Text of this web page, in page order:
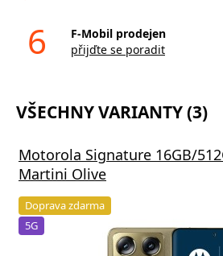
6
F-Mobil prodejen
přijďte se poradit
VŠECHNY VARIANTY (3)
Motorola Signature 16GB/
Martini Olive
Doprava zdarma
5G